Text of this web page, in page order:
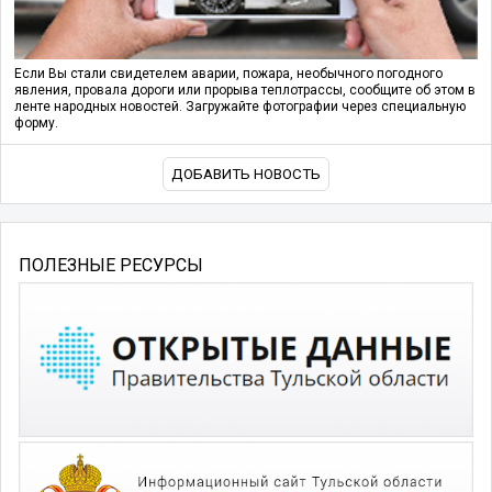
Если Вы стали свидетелем аварии, пожара, необычного погодного
явления, провала дороги или прорыва теплотрассы, сообщите об этом в
ленте народных новостей. Загружайте фотографии через специальную
форму.
ДОБАВИТЬ НОВОСТЬ
ПОЛЕЗНЫЕ РЕСУРСЫ